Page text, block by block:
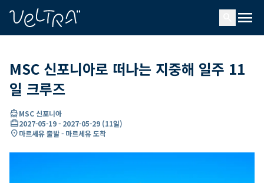
menu
MSC 신포니아로 떠나는 지중해 일주 11
일 크루즈
directions_boatMSC 신포니아
card_travel2027-05-19- 2027-05-29 (11일)
location_on마르세유 출발 - 마르세유 도착